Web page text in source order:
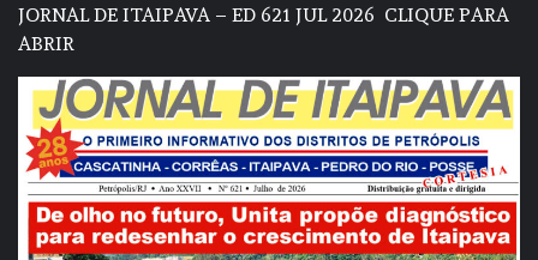
JORNAL DE ITAIPAVA – ED 621 JUL 2026 CLIQUE PARA
ABRIR